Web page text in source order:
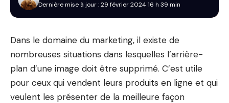
Dernière mise à jour : 29 février 2024 16 h 39 min
Dans le domaine du marketing, il existe de
nombreuses situations dans lesquelles l’arrière-
plan d’une image doit être supprimé. C’est utile
pour ceux qui vendent leurs produits en ligne et qui
veulent les présenter de la meilleure façon